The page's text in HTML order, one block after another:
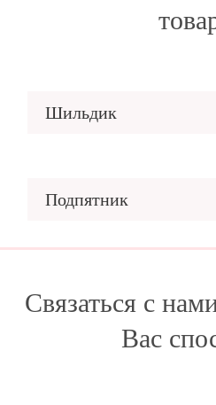
Шильдик
Подпятник
Связаться с
Вас